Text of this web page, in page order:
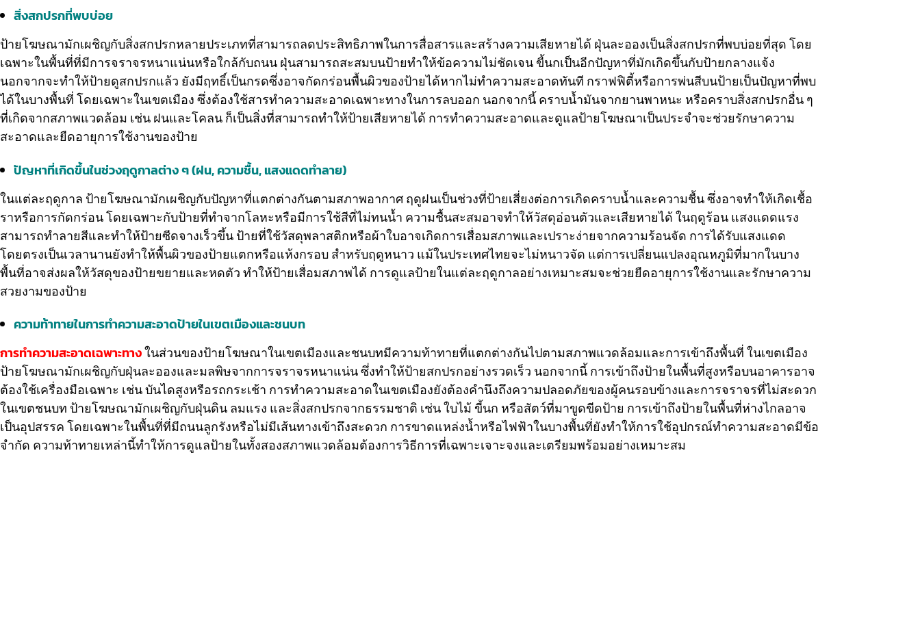
สิ่งสกปรกที่พบบ่อย
ป้ายโฆษณามักเผชิญกับสิ่งสกปรกหลายประเภทที่สามารถลดประสิทธิภาพในการสื่อสารและสร้างความเสียหายได้ ฝุ่นละอองเป็นสิ่งสกปรกที่พบบ่อยที่สุด โดย
เฉพาะในพื้นที่ที่มีการจราจรหนาแน่นหรือใกล้กับถนน ฝุ่นสามารถสะสมบนป้ายทำให้ข้อความไม่ชัดเจน ขี้นกเป็นอีกปัญหาที่มักเกิดขึ้นกับป้ายกลางแจ้ง
นอกจากจะทำให้ป้ายดูสกปรกแล้ว ยังมีฤทธิ์เป็นกรดซึ่งอาจกัดกร่อนพื้นผิวของป้ายได้หากไม่ทำความสะอาดทันที กราฟฟิตี้หรือการพ่นสีบนป้ายเป็นปัญหาที่พบ
ได้ในบางพื้นที่ โดยเฉพาะในเขตเมือง ซึ่งต้องใช้สารทำความสะอาดเฉพาะทางในการลบออก นอกจากนี้ คราบน้ำมันจากยานพาหนะ หรือคราบสิ่งสกปรกอื่น ๆ
ที่เกิดจากสภาพแวดล้อม เช่น ฝนและโคลน ก็เป็นสิ่งที่สามารถทำให้ป้ายเสียหายได้ การทำความสะอาดและดูแลป้ายโฆษณาเป็นประจำจะช่วยรักษาความ
สะอาดและยืดอายุการใช้งานของป้าย
ปัญหาที่เกิดขึ้นในช่วงฤดูกาลต่าง ๆ (ฝน, ความชื้น, แสงแดดทำลาย)
ในแต่ละฤดูกาล ป้ายโฆษณามักเผชิญกับปัญหาที่แตกต่างกันตามสภาพอากาศ ฤดูฝนเป็นช่วงที่ป้ายเสี่ยงต่อการเกิดคราบน้ำและความชื้น ซึ่งอาจทำให้เกิดเชื้อ
ราหรือการกัดกร่อน โดยเฉพาะกับป้ายที่ทำจากโลหะหรือมีการใช้สีที่ไม่ทนน้ำ ความชื้นสะสมอาจทำให้วัสดุอ่อนตัวและเสียหายได้ ในฤดูร้อน แสงแดดแรง
สามารถทำลายสีและทำให้ป้ายซีดจางเร็วขึ้น ป้ายที่ใช้วัสดุพลาสติกหรือผ้าใบอาจเกิดการเสื่อมสภาพและเปราะง่ายจากความร้อนจัด การได้รับแสงแดด
โดยตรงเป็นเวลานานยังทำให้พื้นผิวของป้ายแตกหรือแห้งกรอบ สำหรับฤดูหนาว แม้ในประเทศไทยจะไม่หนาวจัด แต่การเปลี่ยนแปลงอุณหภูมิที่มากในบาง
พื้นที่อาจส่งผลให้วัสดุของป้ายขยายและหดตัว ทำให้ป้ายเสื่อมสภาพได้ การดูแลป้ายในแต่ละฤดูกาลอย่างเหมาะสมจะช่วยยืดอายุการใช้งานและรักษาความ
สวยงามของป้าย
ความท้าทายในการทำความสะอาดป้ายในเขตเมืองและชนบท
การทำความสะอาดเฉพาะทางในส่วนของป้ายโฆษณาในเขตเมืองและชนบทมีความท้าทายที่แตกต่างกันไปตามสภาพแวดล้อมและการเข้าถึงพื้นที่ ในเขตเมือง
ป้ายโฆษณามักเผชิญกับฝุ่นละอองและมลพิษจากการจราจรหนาแน่น ซึ่งทำให้ป้ายสกปรกอย่างรวดเร็ว นอกจากนี้ การเข้าถึงป้ายในพื้นที่สูงหรือบนอาคารอาจ
ต้องใช้เครื่องมือเฉพาะ เช่น บันไดสูงหรือรถกระเช้า การทำความสะอาดในเขตเมืองยังต้องคำนึงถึงความปลอดภัยของผู้คนรอบข้างและการจราจรที่ไม่สะดวก
ในเขตชนบท ป้ายโฆษณามักเผชิญกับฝุ่นดิน ลมแรง และสิ่งสกปรกจากธรรมชาติ เช่น ใบไม้ ขี้นก หรือสัตว์ที่มาขูดขีดป้าย การเข้าถึงป้ายในพื้นที่ห่างไกลอาจ
เป็นอุปสรรค โดยเฉพาะในพื้นที่ที่มีถนนลูกรังหรือไม่มีเส้นทางเข้าถึงสะดวก การขาดแหล่งน้ำหรือไฟฟ้าในบางพื้นที่ยังทำให้การใช้อุปกรณ์ทำความสะอาดมีข้อ
จำกัด ความท้าทายเหล่านี้ทำให้การดูแลป้ายในทั้งสองสภาพแวดล้อมต้องการวิธีการที่เฉพาะเจาะจงและเตรียมพร้อมอย่างเหมาะสม